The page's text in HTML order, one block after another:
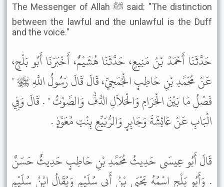
The Messenger of Allah ﷺ said: "The distinction
between the lawful and the unlawful is the Duff
and the voice."
حَدَّثَنَا أَحْمَدُ بْنُ مَنِيعٍ، حَدَّثَنَا هُشَيْمٌ، أَخْبَرَنَا أَبُو بَلْجٍ،
عَنْ مُحَمَّدِ بْنِ حَاطِبٍ الْجُمَحِيِّ، قَالَ قَالَ رَسُولُ اللَّهِ ﷺ "
فَصْلُ مَا بَيْنَ الْحَرَامِ وَالْحَلاَلِ الدُّفُّ وَالصَّوْتُ " . قَالَ وَفِي
الْبَابِ عَنْ عَائِشَةَ وَجَابِرٍ وَالرُّبَيِّعِ بِنْتِ مُعَوِّذٍ .
قَالَ أَبُو عِيسَى حَدِيثُ مُحَمَّدِ بْنِ حَاطِبٍ حَدِيثٌ حَسَنٌ
. وَأَبُو بَلْجٍ اسْمُهُ يَحْيَى بْنُ أَبِي سُلَيْمٍ وَيُقَالُ ابْنُ سُلَيْمٍ